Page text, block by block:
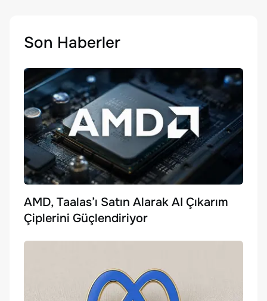
Son Haberler
AMD, Taalas’ı Satın Alarak AI Çıkarım
Çiplerini Güçlendiriyor